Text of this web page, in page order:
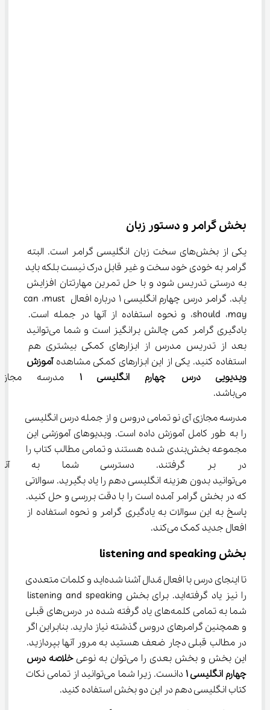
بخش گرامر و دستور زبان
یکی از بخش‌های سخت زبان انگلیسی گرامر است. البته
گرامر به خودی خود سخت و غیر قابل درک نیست بلکه باید
به درستی تدریس شود و با حل تمرین مهارتتان افزایش
یابد. گرامر درس چهارم انگلیسی ۱ درباره افعال can ،must
،should ،may و نحوه استفاده از آنها در جمله است.
یادگیری گرامر کمی چالش برانگیز است و شما می‌توانید
بعد از تدریس مدرس از ابزارهای کمکی بیشتری هم
استفاده کنید. یکی از این ابزارهای کمکی مشاهده آموزش
ویدیویی درس چهارم انگلیسی ۱ مدرسه
می‌باشد.
مدرسه مجازی آی نو تمامی دروس و از جمله درس انگلیسی
را به طور کامل آموزش داده است. ویدیوهای آموزشی این
مجموعه بخش‌بندی شده هستند و تمامی مطالب کتاب را
در بر گرفتند. دسترسی شما به
می‌توانید بدون هزینه انگلیسی دهم را یاد بگیرید. سوالاتی
که در بخش گرامر آمده است را با دقت بررسی و حل کنید.
پاسخ به این سوالات به یادگیری گرامر و نحوه استفاده از
افعال جدید کمک می‌کند.
بخش listening and speaking
تا اینجای درس با افعال مًدال آشنا شده‌اید و کلمات متعددی
شما به تمامی کلمه‌های یاد گرفته شده در درس‌های قبلی
و همچنین گرامرهای دروس گذشته نیاز دارید. بنابراین اگر
در مطالب قبلی دچار ضعف هستید به مرور آنها بپردازید.
این بخش و بخش بعدی را می‌توان به نوعی
خلاصه درس
چهارم انگلیسی ۱
دانست. زیرا شما می‌توانید از تمامی نکات
کتاب انگلیسی دهم در این دو بخش استفاده کنید.